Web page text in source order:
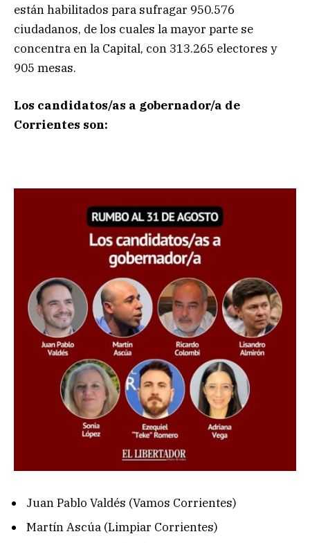
están habilitados para sufragar 950.576
ciudadanos, de los cuales la mayor parte se
concentra en la Capital, con 313.265 electores y
905 mesas.
Los candidatos/as a gobernador/a de
Corrientes son:
Juan Pablo Valdés (Vamos Corrientes)
Martín Ascúa (Limpiar Corrientes)